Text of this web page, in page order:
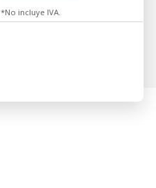
*No incluye IVA.